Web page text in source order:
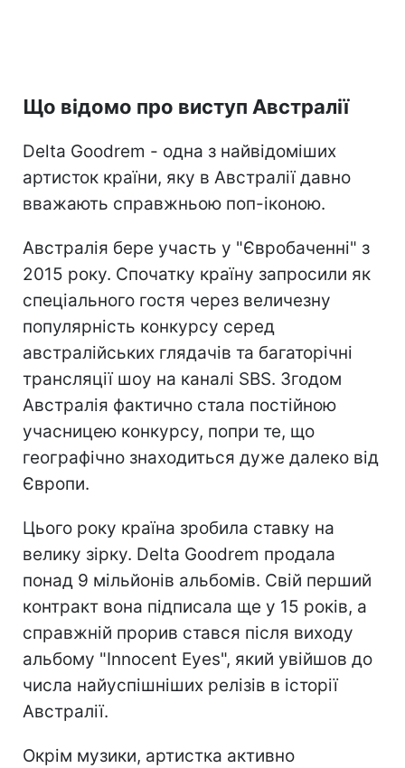
Що відомо про виступ Австралії
Delta Goodrem - одна з найвідоміших
артисток країни, яку в Австралії давно
вважають справжньою поп-іконою.
Австралія бере участь у "Євробаченні" з
2015 року. Спочатку країну запросили як
спеціального гостя через величезну
популярність конкурсу серед
австралійських глядачів та багаторічні
трансляції шоу на каналі SBS. Згодом
Австралія фактично стала постійною
учасницею конкурсу, попри те, що
географічно знаходиться дуже далеко від
Європи.
Цього року країна зробила ставку на
велику зірку. Delta Goodrem продала
понад 9 мільйонів альбомів. Свій перший
контракт вона підписала ще у 15 років, а
справжній прорив стався після виходу
альбому "Innocent Eyes", який увійшов до
числа найуспішніших релізів в історії
Австралії.
Окрім музики, артистка активно